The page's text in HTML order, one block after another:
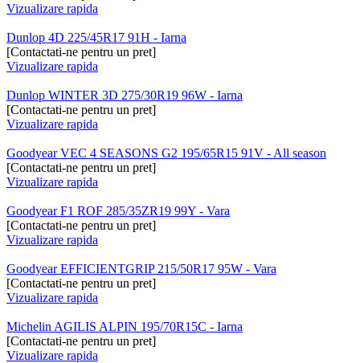
Vizualizare rapida
Dunlop 4D 225/45R17 91H - Iarna
[Contactati-ne pentru un pret]
Vizualizare rapida
Dunlop WINTER 3D 275/30R19 96W - Iarna
[Contactati-ne pentru un pret]
Vizualizare rapida
Goodyear VEC 4 SEASONS G2 195/65R15 91V - All season
[Contactati-ne pentru un pret]
Vizualizare rapida
Goodyear F1 ROF 285/35ZR19 99Y - Vara
[Contactati-ne pentru un pret]
Vizualizare rapida
Goodyear EFFICIENTGRIP 215/50R17 95W - Vara
[Contactati-ne pentru un pret]
Vizualizare rapida
Michelin AGILIS ALPIN 195/70R15C - Iarna
[Contactati-ne pentru un pret]
Vizualizare rapida